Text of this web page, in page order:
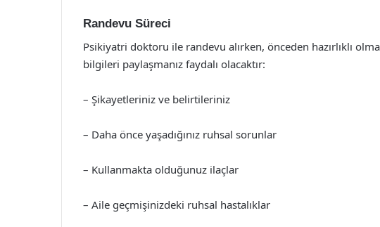
Randevu Süreci
Psikiyatri doktoru ile randevu alırken, önceden hazırlıklı
bilgileri paylaşmanız faydalı olacaktır:
– Şikayetleriniz ve belirtileriniz
– Daha önce yaşadığınız ruhsal sorunlar
– Kullanmakta olduğunuz ilaçlar
– Aile geçmişinizdeki ruhsal hastalıklar